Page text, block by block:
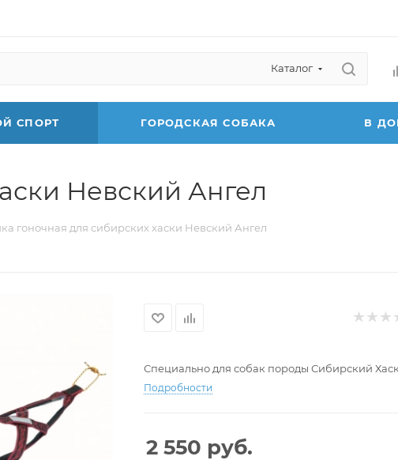
Каталог
СПОРТ ГОРОДСКАЯ СОБАКА В
Невский Ангел
гоночная для сибирских хаски Невский Ангел
Специально для собак породы Сибирский
Подробности
2 550 руб.